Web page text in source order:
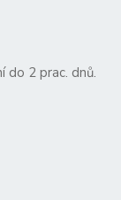
do 2 prac. dnů.